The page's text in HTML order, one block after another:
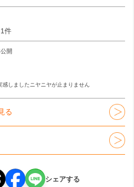
1
開
しましたニヤニヤが止まりません
る
シェアする